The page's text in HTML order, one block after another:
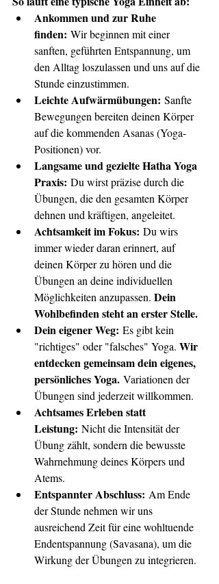
Ankommen und zur Ruhe
finden: Wir beginnen mit einer
sanften, geführten Entspannung, um
den Alltag loszulassen und uns auf die
Stunde einzustimmen.
Leichte Aufwärmübungen: Sanfte
Bewegungen bereiten deinen Körper
auf die kommenden Asanas (Yoga-
Positionen) vor.
Langsame und gezielte Hatha Yoga
Praxis: Du wirst präzise durch die
Übungen, die den gesamten Körper
dehnen und kräftigen, angeleitet.
Achtsamkeit im Fokus: Du wirs
immer wieder daran erinnert, auf
deinen Körper zu hören und die
Übungen an deine individuellen
Möglichkeiten anzupassen. Dein
Wohlbefinden steht an erster Stelle.
Dein eigener Weg: Es gibt kein
"richtiges" oder "falsches" Yoga. Wir
entdecken gemeinsam dein eigenes,
persönliches Yoga. Variationen der
Übungen sind jederzeit willkommen.
Achtsames Erleben statt
Leistung: Nicht die Intensität der
Übung zählt, sondern die bewusste
Wahrnehmung deines Körpers und
Atems.
Entspannter Abschluss: Am Ende
der Stunde nehmen wir uns
ausreichend Zeit für eine wohltuende
Endentspannung (Savasana), um die
Wirkung der Übungen zu integrieren.